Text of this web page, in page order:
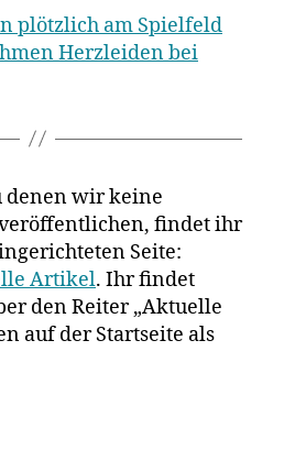
plötzlich am Spielfeld
Herzleiden bei
denen wir keine
findet ihr
Seite:
Artikel. Ihr findet
den Reiter „Aktuelle
auf der Startseite als